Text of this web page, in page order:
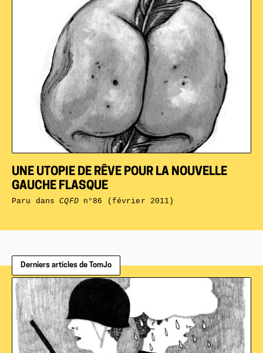
UNE UTOPIE DE RÊVE POUR LA NOUVELLE
GAUCHE FLASQUE
Paru dansCQFDn°86 (février 2011)
Derniers articles de TomJo